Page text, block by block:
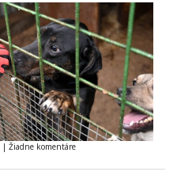
| Žiadne komentáre